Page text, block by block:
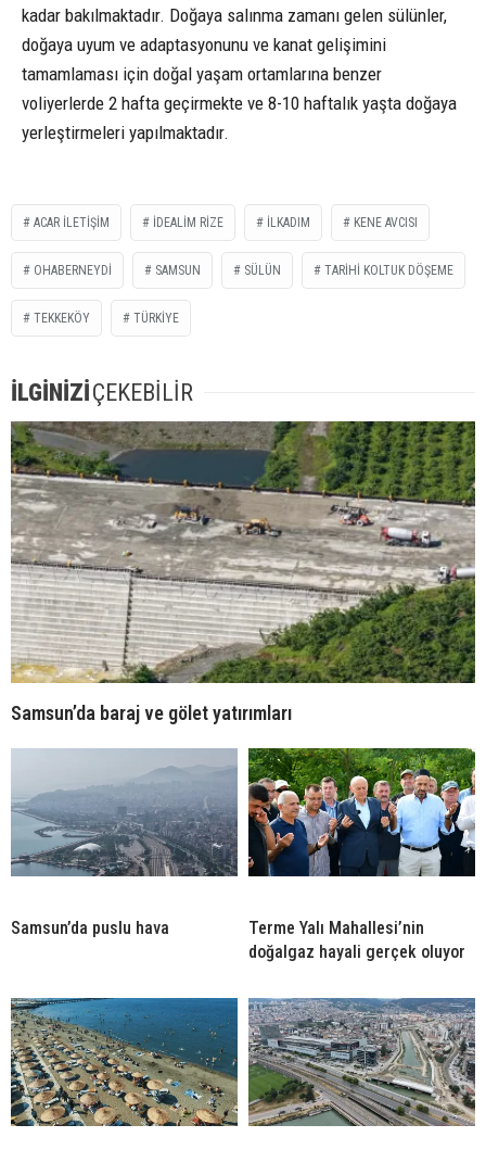
kadar bakılmaktadır. Doğaya salınma zamanı gelen sülünler,
doğaya uyum ve adaptasyonunu ve kanat gelişimini
tamamlaması için doğal yaşam ortamlarına benzer
voliyerlerde 2 hafta geçirmekte ve 8-10 haftalık yaşta doğaya
yerleştirmeleri yapılmaktadır.
ACAR ILETIŞIM IDEALIM RIZE İLKADIM KENE AVCISI
OHABERNEYDİ SAMSUN SÜLÜN TARIHI KOLTUK DÖŞEME
TEKKEKÖY TÜRKİYE
İLGİNİZİÇEKEBİLİR
Samsun’da baraj ve gölet yatırımları
Samsun’da puslu hava
Terme Yalı Mahallesi’nin
doğalgaz hayali gerçek oluyor